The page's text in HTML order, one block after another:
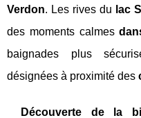
Verdon. Les rives du lac
des moments calmes
baignades plus
désignées à proximité des
Découverte de la